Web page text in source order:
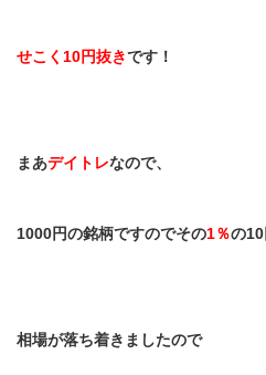
せこく 10円抜きです！
まあデイトレなので、
1000円の銘柄ですのでその1％の10
相場が落ち着きましたので